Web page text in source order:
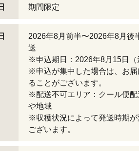
期間限定
2026年8月前半〜2026年8月後
送
※申込期日：2026年8月15日（
※申込が集中した場合は、お
ることがございます。
※配送不可エリア：クール便
や地域
※収穫状況によって発送時期
ございます。